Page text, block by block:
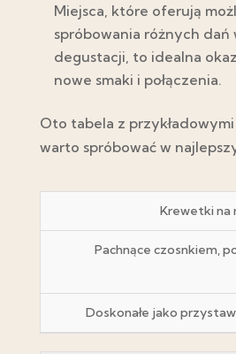
Miejsca, które oferują
spróbowania różnych dań
degustacji, to idealna
nowe smaki i połączenia.
Oto tabela z
warto spróbować w
Krewetki na
Pachnące czosnkiem,
Doskonałe jako